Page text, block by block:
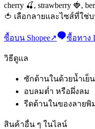
cherry 🍒, strawberry 🍓,
🍅 เลือกลายและไซส์ที่ใช่บ
ซื้อบน Shopee↗ ซื้อทาง
วิธีดูแล
ซักด้านในด้วยน้ำเย็น
อบลมต่ำ หรือผึ่งลม
รีดด้านในของลายพิ
สินค้าอื่น ๆ ในไลน์